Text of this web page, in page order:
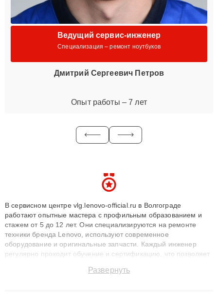
Ведущий сервис-инженер
Специализация – ремонт ноутбуков
Дмитрий Сергеевич Петров
Опыт работы – 7 лет
В сервисном центре vlg.lenovo-official.ru в Волгограде
работают опытные мастера с профильным образованием и
стажем от 5 до 12 лет. Они специализируются на ремонте
техники бренда Lenovo, используют современное
оборудование и оригинальные запчасти. Каждый инженер
регулярно проходит обучение и сертификацию, что позволяет
технику с сохранением гарантии до 3 лет. Наши мастера
Развернуть